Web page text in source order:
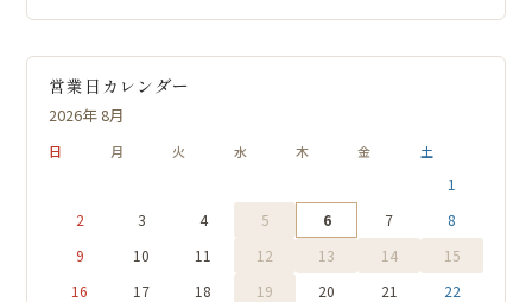
営業日カレンダー
2026年 8月
日 月 火 水 木 金 土
1
2
3 4 5 6 7
8
9
10 11 12 13 14
15
16
17 18 19 20 21
22